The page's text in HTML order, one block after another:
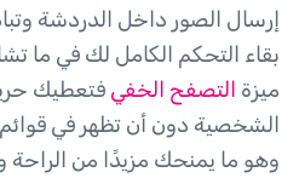
إرسال الصور داخل الدردشة
بقاء التحكم الكامل لك في ما
ميزة التصفح الخفي فتعطيك
الشخصية دون أن تظهر في قوائم
وهو ما يمنحك مزيدًا من الراحة